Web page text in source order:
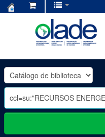
OLADE
-